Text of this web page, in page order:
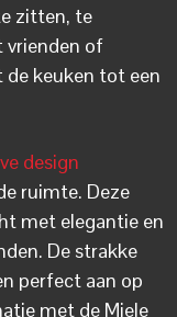
zitten, te
vrienden of
keuken tot een
design
ruimte. Deze
met elegantie en
De strakke
perfect aan op
met de Miele